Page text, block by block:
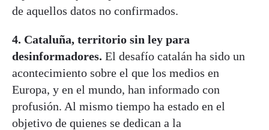
de aquellos datos no confirmados.
4. Cataluña, territorio sin ley para
desinformadores. El desafío catalán ha sido un
acontecimiento sobre el que los medios en
Europa, y en el mundo, han informado con
profusión. Al mismo tiempo ha estado en el
objetivo de quienes se dedican a la